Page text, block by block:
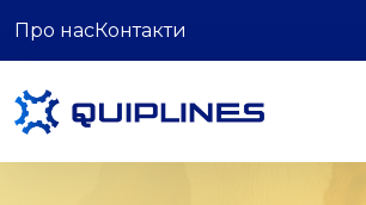
Про насКонтакти